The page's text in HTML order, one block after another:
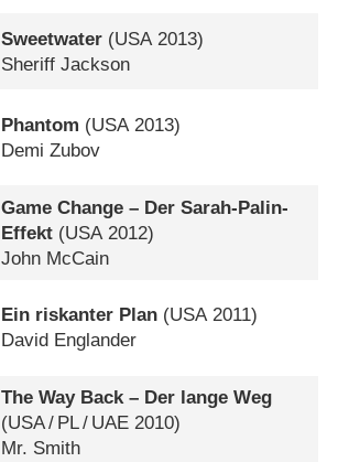
Sweetwater (USA 2013)
Sheriff Jackson
Phantom (USA 2013)
Demi Zubov
Game Change – Der Sarah-Palin-
Effekt (USA 2012)
John McCain
Ein riskanter Plan (USA2011)
David Englander
The Way Back – Der lange Weg
(USA/ PL/ UAE 2010)
Mr. Smith